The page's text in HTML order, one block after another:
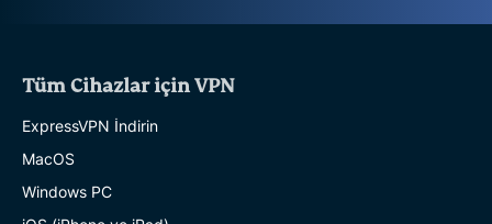
Tüm Cihazlar için VPN
ExpressVPN İndirin
MacOS
Windows PC